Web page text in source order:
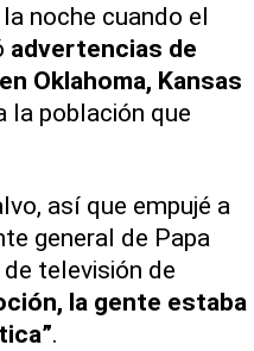
noche cuando el
advertencias de
Oklahoma, Kansas
la población que
así que empujé a
general de Papa
de televisión de
la gente estaba
.